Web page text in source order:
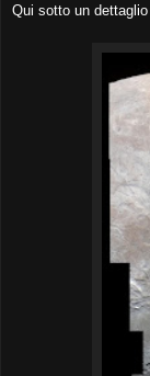
Qui sotto un dettaglio